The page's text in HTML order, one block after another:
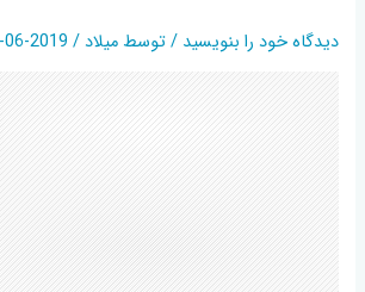
دیدگاه‌ خود را بنویسید / توسطمیلاد/
2019-06-08